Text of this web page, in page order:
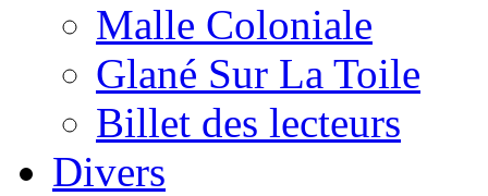
Malle Coloniale
Glané Sur La Toile
Billet des lecteurs
Divers